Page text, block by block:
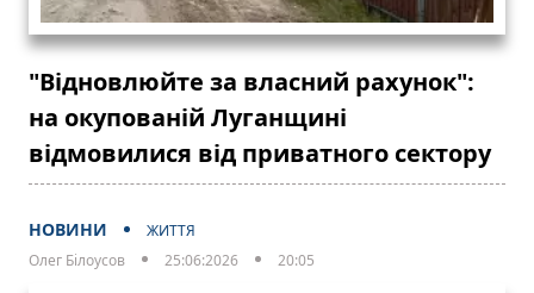
"Відновлюйте за власний рахунок":
на окупованій Луганщині
відмовилися від приватного сектору
НОВИНИ
ЖИТТЯ
Олег Білоусов
25:06:2026 20:05